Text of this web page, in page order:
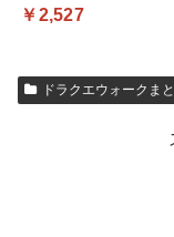
￥2,527
ドラクエウォークま